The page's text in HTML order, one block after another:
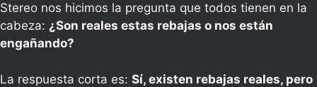
Stereo nos hicimos la pregunta que todos tienen en la
cabeza: ¿Son reales estas rebajas o nos están
engañando?
La respuesta corta es: Sí, existen rebajas reales, pero